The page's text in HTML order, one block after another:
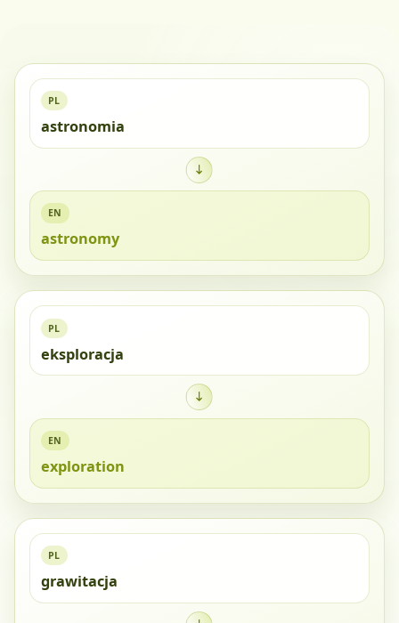
PL
astronomia
EN
astronomy
PL
eksploracja
EN
exploration
PL
grawitacja